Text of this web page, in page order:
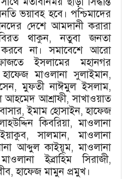
ভয়াবহ হবে। পশ্চিমাদের
দেশে আমদানী করারা
থাকুন, নতুবা জনতা
না। সমাবেশে আরো
ইসলামের মহানগর
মাওলানা সুলাইমান,
মুফতী নাঈমুল ইসলাম,
আহমেদ আশ্রাফী, সাখাওয়াত
ইমাম হোসাইন, হাফেজ
কিবরিয়া, মাওলানা
সালমান, মাওলানা
আব্দুল কাইয়ূম, মাওলানা
ইব্রাহিম সিরাজী,
হাফেজ মামুন প্রমুখ।